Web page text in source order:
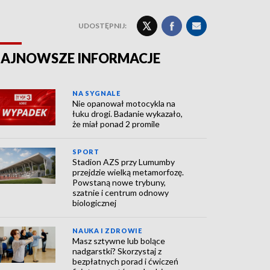
UDOSTĘPNIJ:
INFORMACJE
NA SYGNALE
Nie opanował motocykla na
łuku drogi. Badanie wykazało,
że miał ponad 2 promile
SPORT
Stadion AZS przy Lumumby
przejdzie wielką metamorfozę.
Powstaną nowe trybuny,
szatnie i centrum odnowy
biologicznej
NAUKA I ZDROWIE
Masz sztywne lub bolące
nadgarstki? Skorzystaj z
bezpłatnych porad i ćwiczeń